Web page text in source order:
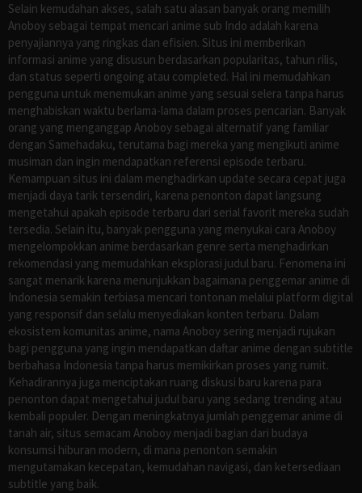
Selain kemudahan akses, salah satu alasan banyak orang memilih
Anoboy sebagai tempat mencari anime sub Indo adalah karena
penyajiannya yang ringkas dan efisien. Situs ini memberikan
informasi anime yang disusun berdasarkan popularitas, tahun rilis,
dan status seperti ongoing atau completed. Hal ini memudahkan
pengguna untuk menemukan anime yang sesuai selera tanpa harus
menghabiskan waktu berlama-lama dalam proses pencarian. Banyak
orang yang menganggap Anoboy sebagai alternatif yang familiar
dengan Samehadaku, terutama bagi mereka yang mengikuti anime
musiman dan ingin mendapatkan referensi episode terbaru.
Kemampuan situs ini dalam menghadirkan update secara cepat juga
menjadi daya tarik tersendiri, karena penonton dapat langsung
mengetahui apakah episode terbaru dari serial favorit mereka sudah
tersedia. Selain itu, banyak pengguna yang menyukai cara Anoboy
mengelompokkan anime berdasarkan genre serta menghadirkan
rekomendasi yang memudahkan eksplorasi judul baru. Fenomena ini
sangat menarik karena menunjukkan bagaimana penggemar anime di
Indonesia semakin terbiasa mencari tontonan melalui platform digital
yang responsif dan selalu menyediakan konten terbaru. Dalam
ekosistem komunitas anime, nama Anoboy sering menjadi rujukan
bagi pengguna yang ingin mendapatkan daftar anime dengan subtitle
berbahasa Indonesia tanpa harus memikirkan proses yang rumit.
Kehadirannya juga menciptakan ruang diskusi baru karena para
penonton dapat mengetahui judul baru yang sedang trending atau
kembali populer. Dengan meningkatnya jumlah penggemar anime di
tanah air, situs semacam Anoboy menjadi bagian dari budaya
konsumsi hiburan modern, di mana penonton semakin
mengutamakan kecepatan, kemudahan navigasi, dan ketersediaan
subtitle yang baik.